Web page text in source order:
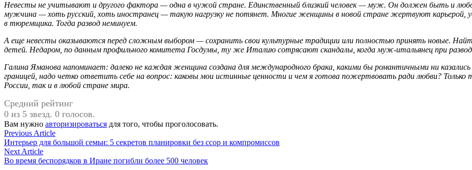
Невесты не учитывают и другого фактора — одна в чужой стране. Единственный близкий человек — муж. Он должен быть и
мужчина — хоть русский, хоть иностранец — такую нагрузку не потянет. Многие женщины в новой стране жертвуют карьерой,
в тюремщика. Тогда развод неминуем.
А еще невесты оказываются перед сложным выбором — сохранить свои культурные традиции или полностью принять новые.
детей. Недаром, по данным профильного комитета Госдумы, ту же Италию сотрясают скандалы, когда муж-итальянец при
Галина Яманова напоминает: далеко не каждая женщина создана для международного брака, какими бы романтичными ни
границей, надо четко ответить себе на вопрос: каковы мои истинные ценности и чем я готова пожертвовать ради любви?
России, так и в любой стране мира.
Средний рейтинг
0 из 5 звезд. 0 голосов.
Вам нужно авторизироваться для того, чтобы проголосовать.
Навигация
по
записям
Previous ArticlePrevious
article:
Интерьер для большой семьи: 5 секретов планировки без ссор и компромиссов
Next ArticleNext
article:
Во время беспорядков в Иране погибли более 500 человек